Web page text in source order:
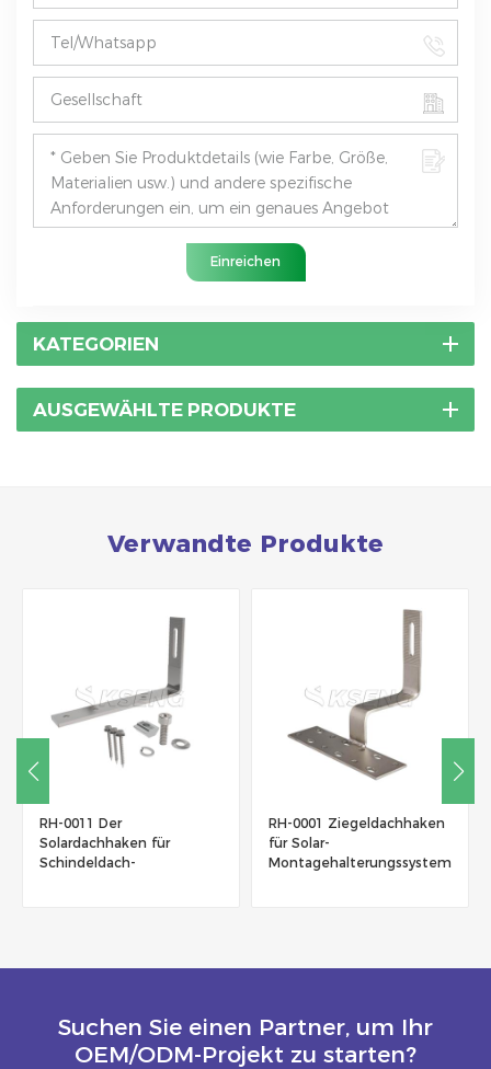
Einreichen
KATEGORIEN
AUSGEWÄHLTE PRODUKTE
Verwandte Produkte
RH-0001 Ziegeldachhaken
für Solar-
Montagehalterungssystem
RH-0009 Doppelte
höhenverstellbare
Flachfliese Edelstahl SUS
Suchen Sie einen Partner, um Ihr
OEM/ODM-Projekt zu starten?